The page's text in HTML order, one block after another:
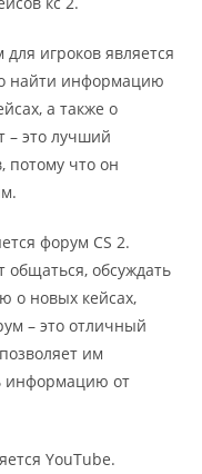
игроков является
найти информацию
а также о
– это лучший
потому что он
форум CS 2.
общаться, обсуждать
о новых кейсах,
– это отличный
им
информацию от
YouTube.